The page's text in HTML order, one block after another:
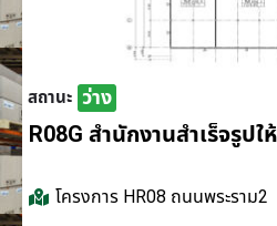
สถานะ ว่าง
R08G สำนักงานสำเร็จรูป
โครงการ HR08 ถนนพระราม2